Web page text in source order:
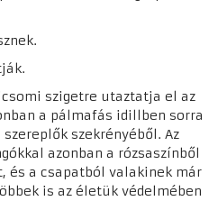
szigetre utaztatja el az
a pálmafás idillben sorra
szekrényéből. Az
azonban a rózsaszínből
és a csapatból valakinek már
is az életük védelmében